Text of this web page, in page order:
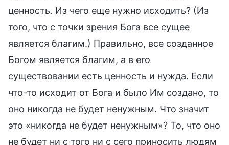
ценность. Из чего еще нужно исходить? (Из
того, что с точки зрения Бога все сущее
является благим.) Правильно, все созданное
Богом является благим, а в его
существовании есть ценность и нужда. Если
что-то исходит от Бога и было Им создано, то
оно никогда не будет ненужным. Что значит
это «никогда не будет ненужным»? То, что оно
не будет ни с того ни с сего приносить людям